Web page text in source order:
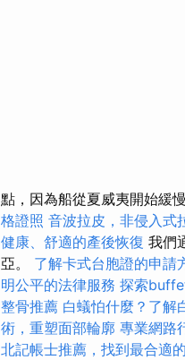
點，因為船從夏威夷開始緩
格證照 音波拉皮，非侵入式
健康、舒適的產後恢復 我們
亞。 了解卡式台胞證的申請
明公平的法律服務 探索
整骨推薦 白蟻怕什麼？了解
術，重塑面部輪廓 專業網路
北記帳士推薦，找到最合適